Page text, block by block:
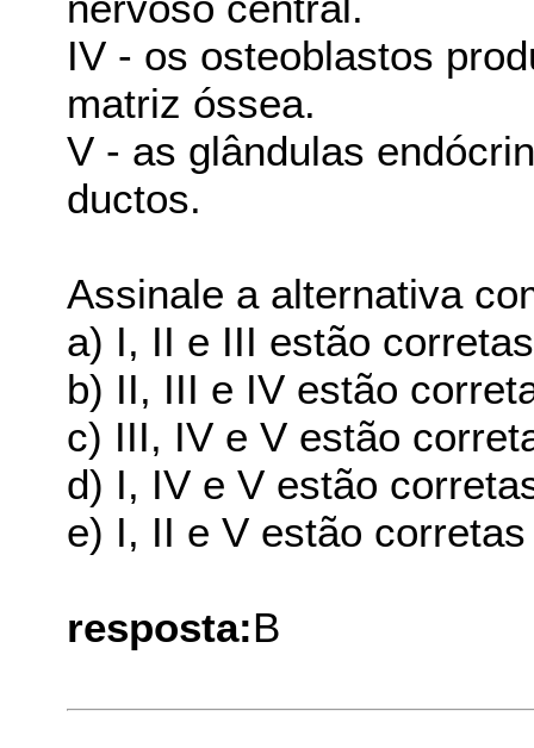
IV - os osteoblastos
matriz óssea.
V - as glândulas
ductos.
Assinale a alternativa
a) I, II e III estão corretas
b) II, III e IV estão
c) III, IV e V estão
d) I, IV e V estão
e) I, II e V estão corretas
resposta:B